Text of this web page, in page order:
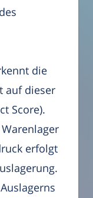
die
auf dieser
Score).
erfolgt